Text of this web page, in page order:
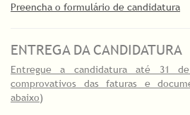
Preencha o formulário de candidatura
ENTREGA DA CANDIDATURA
Entregue a candidatura até 31
comprovativos das faturas e
abaixo)